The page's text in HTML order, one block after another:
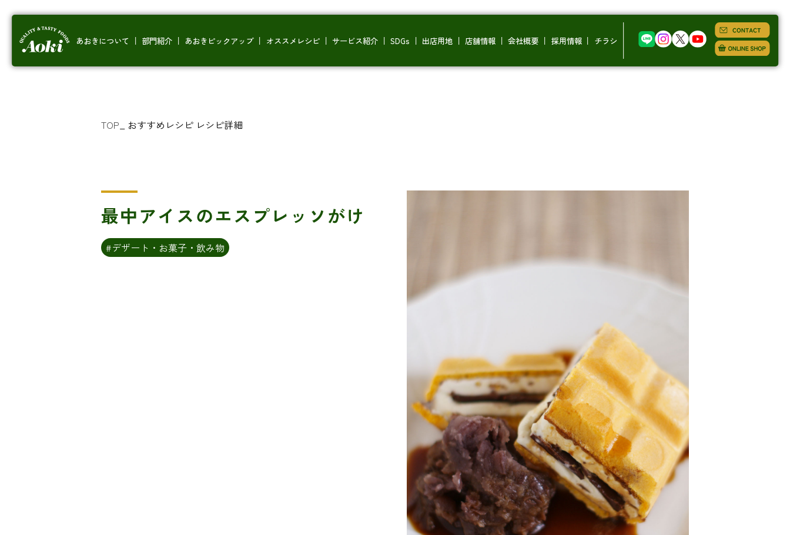
あおきについて 部門紹介 あおきピックアップ オススメレシピ サービス紹介 SDGs 出店用地 店舗情報 会社概要 採用情報 チラシ
TOP おすすめレシピ レシピ詳細
最中アイスのエスプレッソがけ
#デザート・お菓子・飲み物